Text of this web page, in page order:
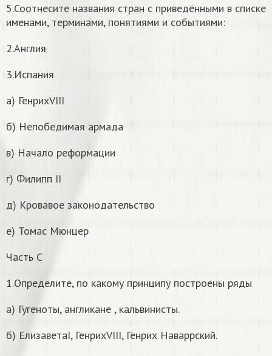
5.Соотнесите названия стран с приведёнными в списке
именами, терминами, понятиями и событиями:
2.Англия
3.Испания
а) ГенрихVIII
б) Непобедимая армада
в) Начало реформации
г) Филипп II
д) Кровавое законодательство
е) Томас Мюнцер
Часть С
1.Определите, по какому принципу построены ряды
а) Гугеноты, англикане , кальвинисты.
б) ЕлизаветаI, ГенрихVIII, Генрих Наваррский.